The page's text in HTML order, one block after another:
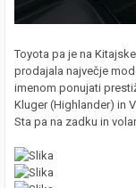
Toyota pa je na
prodajala največje
imenom ponujati
Kluger (Highlander) in
Sta pa na zadku in